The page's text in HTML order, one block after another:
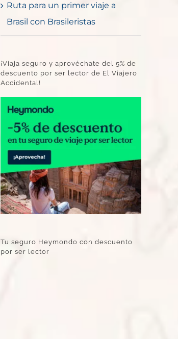
Ruta para un primer viaje a
Brasil con Brasileristas
¡Viaja seguro y aprovéchate del 5% de
descuento por ser lector de El Viajero
Accidental!
Tu seguro Heymondo con descuento
por ser lector